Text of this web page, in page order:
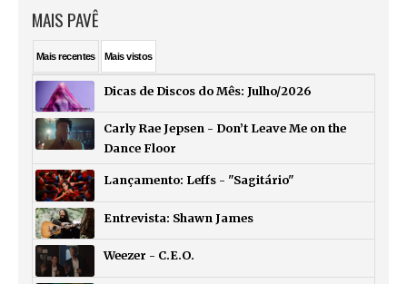
MAIS PAVÊ
Maisrecentes Maisvistos
Dicas de Discos do Mês: Julho/2026
Carly Rae Jepsen - Don’t Leave Me on the
Dance Floor
Lançamento: Leffs - "Sagitário"
Entrevista: Shawn James
Weezer - C.E.O.